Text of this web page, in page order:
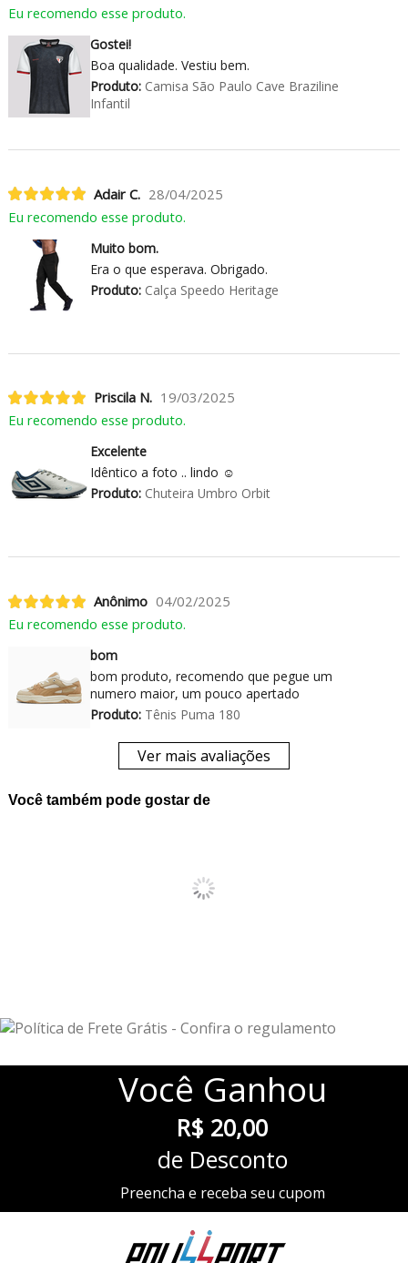
Eu recomendo esse produto.
Gostei!
Boa qualidade. Vestiu bem.
Produto:Camisa São Paulo Cave Braziline
Infantil
Adair C. 28/04/2025
Eu recomendo esse produto.
Muito bom.
Era o que esperava. Obrigado.
Produto:Calça Speedo Heritage
Priscila N. 19/03/2025
Eu recomendo esse produto.
Excelente
Idêntico a foto .. lindo ☺️
Produto:Chuteira Umbro Orbit
Anônimo 04/02/2025
Eu recomendo esse produto.
bom
bom produto, recomendo que pegue um
numero maior, um pouco apertado
Produto:Tênis Puma 180
Ver mais avaliações
Você também pode gostar de
Você Ganhou
R$ 20,00
de Desconto
Preencha e receba seu cupom